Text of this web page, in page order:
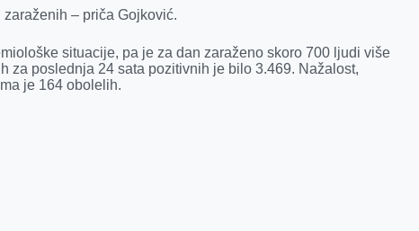
– priča Gojković.
situacije, pa je za dan zaraženo skoro 700 ljudi više
za poslednja 24 sata pozitivnih je bilo 3.469. Nažalost,
je 164 obolelih.